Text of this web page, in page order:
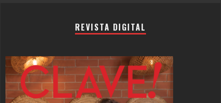
REVISTA DIGITAL